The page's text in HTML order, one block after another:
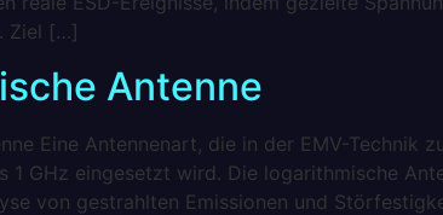
Ziel […]
Antenne
Eine Antennenart, die in der EMV-Technik
1 GHz eingesetzt wird. Die logarithmische
von gestrahlten Emissionen und